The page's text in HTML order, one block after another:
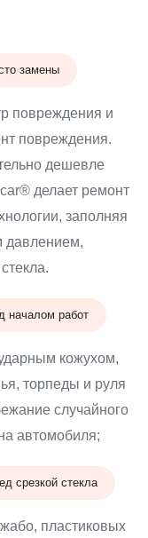
замены
повреждения и
повреждения.
дешевле
делает ремонт
заполняя
давлением,
началом работ
кожухом,
торпеды и руля
случайного
автомобиля;
срезкой стекла
пластиковых